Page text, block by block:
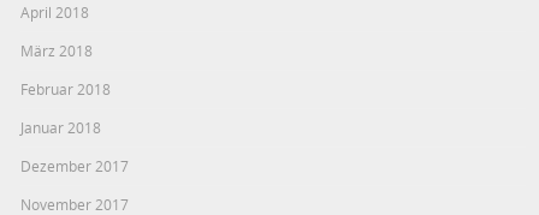
April 2018
März 2018
Februar 2018
Januar 2018
Dezember 2017
November 2017